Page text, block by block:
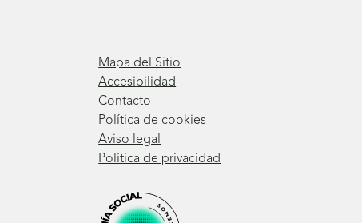
Mapa del Sitio
Accesibilidad
Contacto
Política de cookies
Aviso legal
Política de privacidad